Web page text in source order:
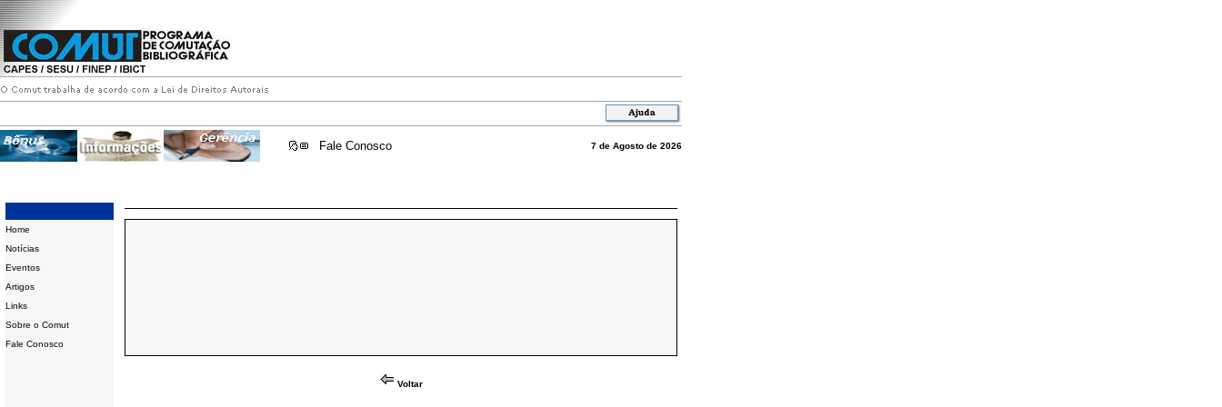
Fale Conosco 7 de Agosto de 2026
Home
Notícias
Eventos
Artigos
Links
Sobre o Comut
Fale Conosco
Voltar